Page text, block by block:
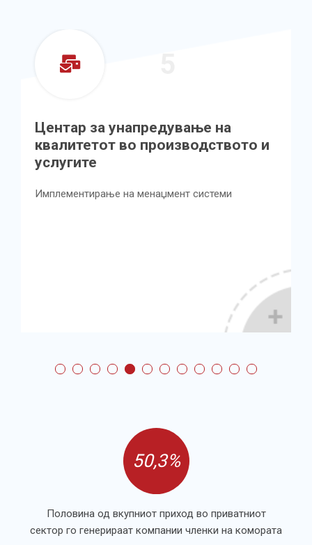
Центар за унапредување на
квалитетот во производството и
услугите
Имплементирање на менаџмент системи
50,3%
Половина од вкупниот приход во приватниот
сектор го генерираат компании членки на комората